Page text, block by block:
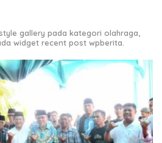
gallery pada kategori olahraga,
widget recent post wpberita.